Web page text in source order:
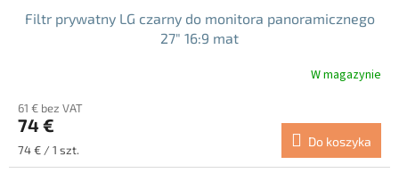
Filtr prywatny LG czarny do monitora panoramicznego
27" 16:9 mat
W magazynie
61 € bez VAT
74 €
Cena
jednostkowa:
74 € / 1 szt.
Do koszyka